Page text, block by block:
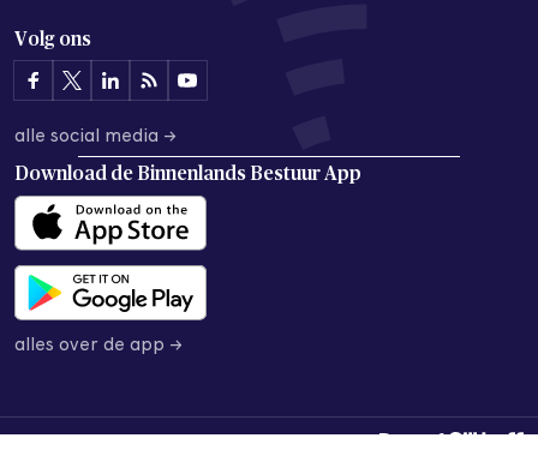
Volg ons
alle social media →
Download de Binnenlands Bestuur App
alles over de app →